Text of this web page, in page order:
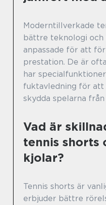
Moderntillverkade
bättre teknologi
anpassade för att
prestation. De är
har
fuktavledning för
skydda spelarna
Vad är
tennis shorts
kjolar?
Tennis shorts är
erbjuder bättre